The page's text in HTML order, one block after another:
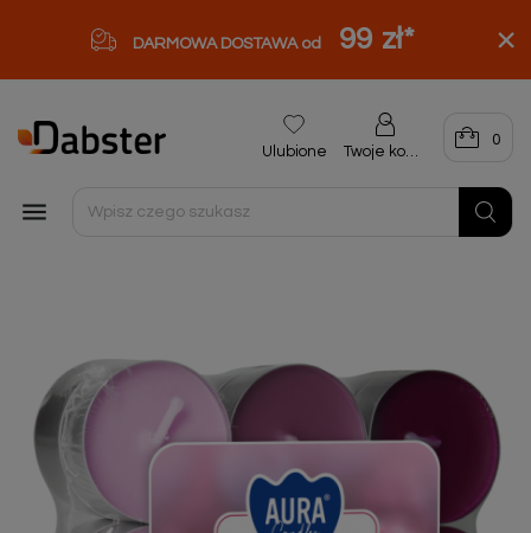
DARMOWA DOSTAWA od 99 zł*

Ulubione Twoje konto
0